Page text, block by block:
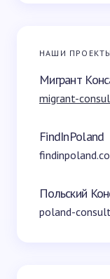
НАШИ ПРОЕКТЫ
Мигрант
migrant-
FindInPoland
Польский
poland-